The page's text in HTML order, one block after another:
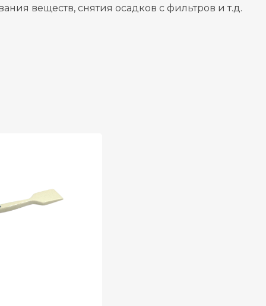
веществ, снятия осадков с фильтров и т.д.